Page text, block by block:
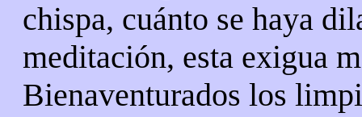
chispa, cuánto se haya
meditación, esta exigua
Bienaventurados los